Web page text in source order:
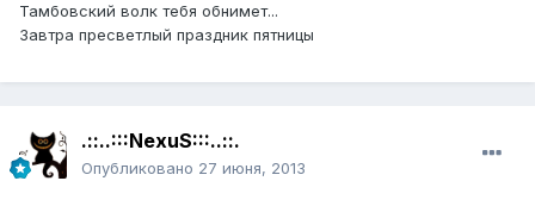
Тамбовский волк тебя обнимет...
Завтра пресветлый праздник пятницы
.::..:::NexuS:::..::.
Опубликовано 27 июня, 2013